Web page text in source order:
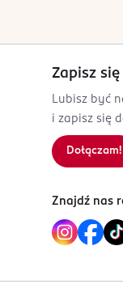
FR-
Kod
8
Zapisz
Lubisz być
i zapisz się
Dołączam!
Znajdź nas